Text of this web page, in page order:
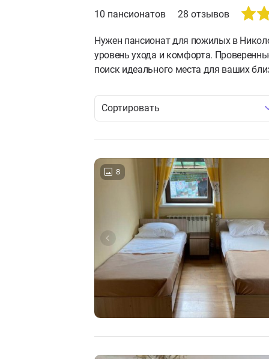
10 пансионатов 28 отзывов
Нужен пансионат для пожилых в
уровень ухода и комфорта.
поиск идеального места для ваших
Сортировать
8